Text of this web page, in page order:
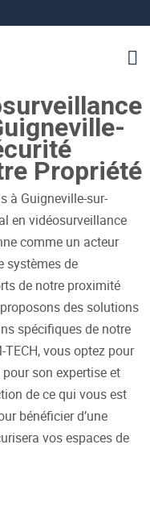
Propriété
à Guigneville-sur-
en vidéosurveillance
comme un acteur
systèmes de
de notre proximité
des solutions
spécifiques de notre
vous optez pour
son expertise et
de ce qui vous est
bénéficier d’une
vos espaces de